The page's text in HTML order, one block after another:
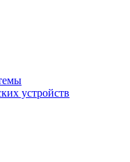
устройств